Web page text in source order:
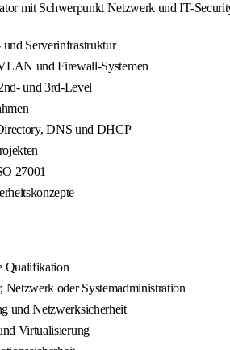
mit Schwerpunkt Netzwerk und IT-
Serverinfrastruktur
und Firewall-Systemen
und 3rd-Level
DNS und DHCP
27001
Qualifikation
oder Systemadministration
und Netzwerksicherheit
Virtualisierung